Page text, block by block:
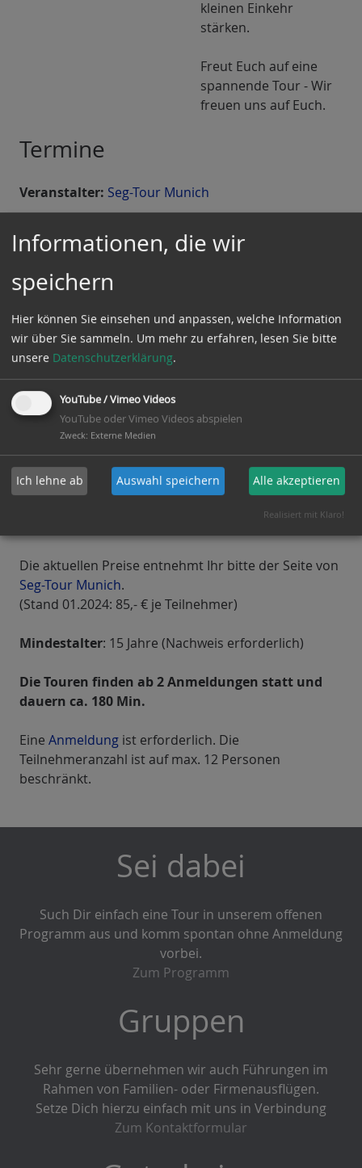
kleinen Einkehr
stärken.
Freut Euch auf eine
spannende Tour - Wir
freuen uns auf Euch.
Termine
Veranstalter: Seg-Tour Munich
Aktuelle Termine und weitere Informationen
entnehmt Ihr bitte der SeiteSeg-Tour Munich
Dort kann die Tour auch unkompliziert gebucht
werden.
Sehr gerne könnt Ihr als geschlossene Gruppe einen
individuellenTermin mit Seg-Tour Munich
vereinbaren.
Tourinfos
Treffpunkt: Spielzeugmuseum am
Marienplatz (Im Durchgang)
Die aktuellen Preise entnehmt Ihr bitte der Seite von
Seg-Tour Munich.
(Stand 01.2024: 85,- € je Teilnehmer)
Mindestalter: 15 Jahre (Nachweis erforderlich)
Die Touren finden ab 2 Anmeldungen statt und
dauern ca. 180 Min.
Eine Anmeldung ist erforderlich. Die
Teilnehmeranzahl ist auf max. 12 Personen
beschränkt.
Sei dabei
Such Dir einfach eine Tour in unserem offenen
Programm aus und komm spontan ohne Anmeldung
vorbei.
Zum Programm
Gruppen
Sehr gerne übernehmen wir auch Führungen im
Rahmen von Familien- oder Firmenausflügen.
Setze Dich hierzu einfach mit uns in Verbindung
Zum Kontaktformular
Informationen, die wir
speichern
Hier können Sie einsehen und anpassen, welche Information
wir über Sie sammeln. Um mehr zu erfahren, lesen Sie bitte
unsere Datenschutzerklärung.
YouTube / Vimeo Videos
YouTube oder Vimeo Videos abspielen
Zweck: Externe Medien
Ich lehne ab Auswahl speichern Alle akzeptieren
Realisiert mit Klaro!